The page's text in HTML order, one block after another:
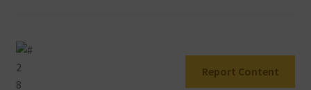
Warenkorb
Report Content